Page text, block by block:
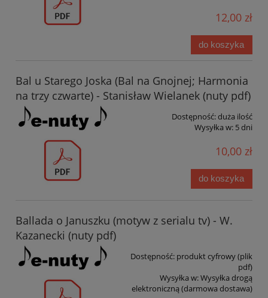
12,00 zł
do koszyka
Bal u Starego Joska (Bal na Gnojnej; Harmonia
na trzy czwarte) - Stanisław Wielanek (nuty pdf)
Dostępność:duża ilość
Wysyłka w: 5 dni
10,00 zł
do koszyka
Ballada o Januszku (motyw z serialu tv) - W.
Kazanecki (nuty pdf)
Dostępność: produkt cyfrowy (plik
pdf)
Wysyłka w:Wysyłka drogą
elektroniczną (darmowa dostawa)